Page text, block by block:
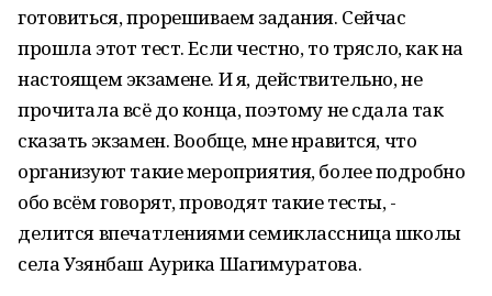
готовиться, прорешиваем задания. Сейчас
прошла этот тест. Если честно, то трясло, как на
настоящем экзамене. И я, действительно, не
прочитала всё до конца, поэтому не сдала так
сказать экзамен. Вообще, мне нравится, что
организуют такие мероприятия, более подробно
обо всём говорят, проводят такие тесты, -
делится впечатлениями семиклассница школы
села Узянбаш Аурика Шагимуратова.